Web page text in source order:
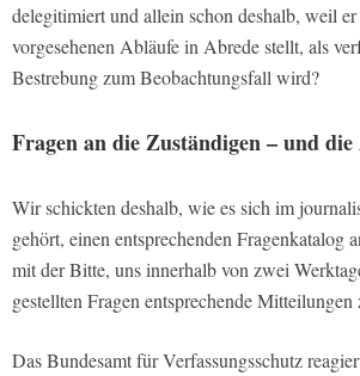
delegitimiert und allein schon deshalb, weil
vorgesehenen Abläufe in Abrede stellt, als
Bestrebung zum Beobachtungsfall wird?
Fragen an die Zuständigen – und
Wir schickten deshalb, wie es sich im
gehört, einen entsprechenden Fragenkatalog
mit der Bitte, uns innerhalb von zwei
gestellten Fragen entsprechende Mitteilungen
Das Bundesamt für Verfassungsschutz